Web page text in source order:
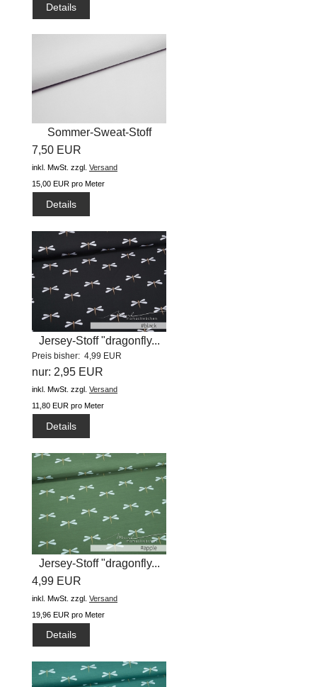
Details
Sommer-Sweat-Stoff
7,50 EUR
inkl. MwSt. zzgl. Versand
15,00 EUR pro Meter
Details
Jersey-Stoff "dragonfly...
Preis bisher: 4,99 EUR
nur: 2,95 EUR
inkl. MwSt. zzgl. Versand
11,80 EUR pro Meter
Details
Jersey-Stoff "dragonfly...
4,99 EUR
inkl. MwSt. zzgl. Versand
19,96 EUR pro Meter
Details